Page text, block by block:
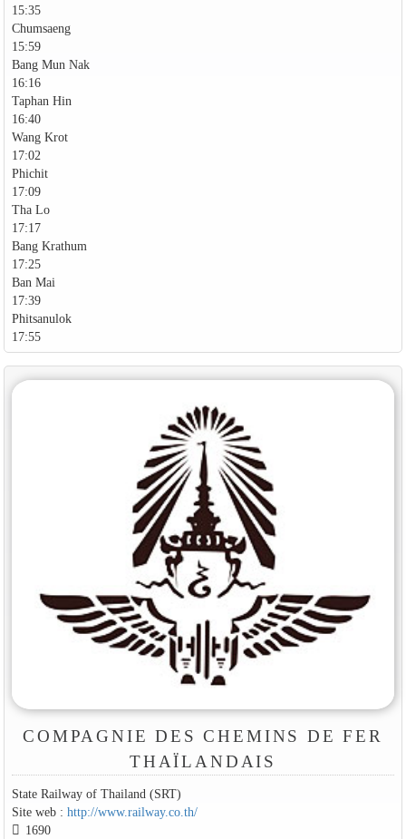
15:35
Chumsaeng
15:59
Bang Mun Nak
16:16
Taphan Hin
16:40
Wang Krot
17:02
Phichit
17:09
Tha Lo
17:17
Bang Krathum
17:25
Ban Mai
17:39
Phitsanulok
17:55
COMPAGNIE DES CHEMINS DE FER
THAÏLANDAIS
State Railway of Thailand (SRT)
Site web : http://www.railway.co.th/
1690